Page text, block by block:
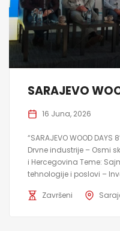
SARAJEVO
16 Juna, 2026
“SARAJEVO WOOD
Drvne industrije – Osmi
i Hercegovina Teme:
tehnologije i poslovi –
Završeni